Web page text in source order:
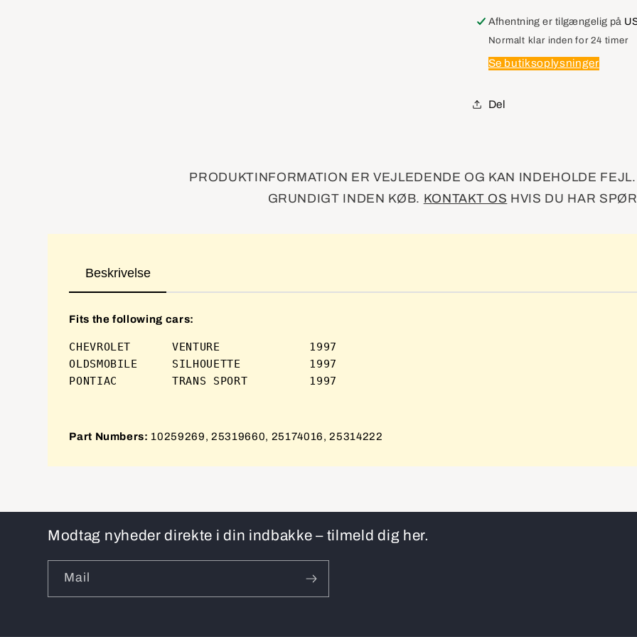
Tank
Meter/Pump
KIT
Tank
Meter/Pump
KIT
Afhentning er tilgængelig på
Normalt klar inden for 24 timer
Se butiksoplysninger
Del
PRODUKTINFORMATION ER VEJLEDENDE OG KAN INDEHOLDE
GRUNDIGT INDEN KØB. KONTAKT OS HVIS DU HAR
Beskrivelse
Fits the following cars:
CHEVROLET      VENTURE             1997
OLDSMOBILE     SILHOUETTE          1997
Part Numbers: 10259269, 25319660, 25174016, 25314222
Modtag nyheder direkte i din indbakke – tilmeld dig her.
Mail